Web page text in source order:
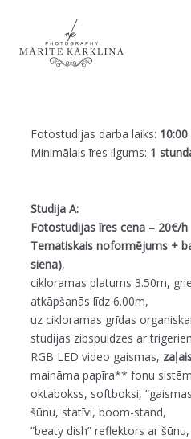
Fotostudijas darba laiks: 10:00
Minimālais īres ilgums: 1
Studija A:
Fotostudijas īres cena – 20€/h
Tematiskais noformējums +
siena),
cikloramas platums 3.50m,
atkāpšanās līdz 6.00m,
uz cikloramas grīdas
studijas zibspuldzes ar
RGB LED video gaismas,
maināma papīra** fonu
oktabokss, softboksi,
šūnu, statīvi, boom-stand,
”beaty dish” reflektors ar šūnu,